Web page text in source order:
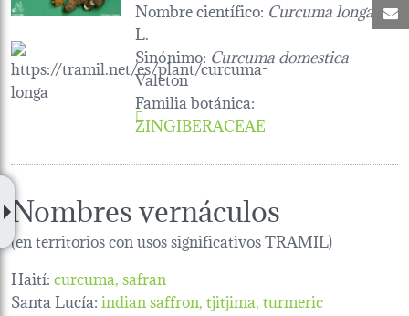
Nombre científico: Curcuma longa
L.
Sinónimo: Curcuma domestica
Valeton
Familia botánica:
ZINGIBERACEAE
Nombres vernáculos
(en territorios con usos significativos TRAMIL)
Haití:curcuma safran
Santa Lucía:indian saffron tjitjima turmeric